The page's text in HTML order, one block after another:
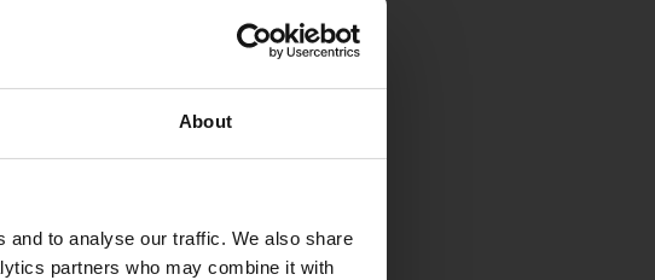
About
and to analyse our traffic. We also share
partners who may combine it with
Helemaal